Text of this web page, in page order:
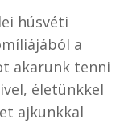
húsvéti
a
akarunk tenni
életünkkel
ajkunkkal